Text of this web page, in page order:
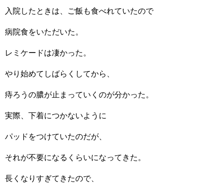
入院したときは、ご飯も食べれていたので
病院食をいただいた。
レミケードは凄かった。
やり始めてしばらくしてから、
痔ろうの膿が止まっていくのが分かった。
実際、下着につかないように
パッドをつけていたのだが、
それが不要になるくらいになってきた。
長くなりすぎてきたので、